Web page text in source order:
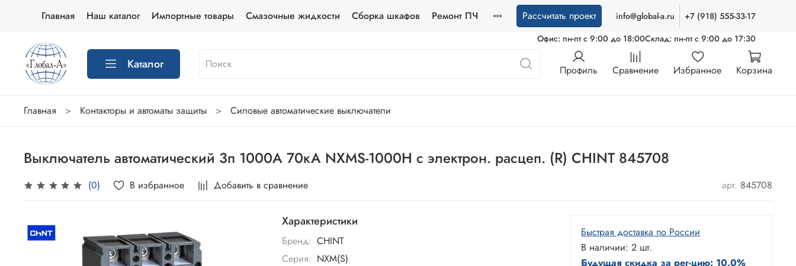
Главная Наш каталог Импортные товары Смазочные жидкости Сборка шкафов Ремонт ПЧ Рассчитать проект info@global-a.ru
+7 (918) 555-33-17
Офис: пн-пт с 9:00 до 18:00Склад: пн-пт с 9:00 до 17:30
Каталог Профиль Сравнение Избранное Корзина
Главная Контакторы и автоматы защиты Силовые автоматические выключатели
Выключатель автоматический 3п 1000А 70кА NXMS-1000H с электрон. расцеп. (R) CHINT 845708
(0) В избранное Добавить в сравнение арт. 845708
Характеристики
Бренд: CHINT
Серия: NXM(S)
Быстрая доставка по России
В наличии: 2 шт.
Будущая скидка за рег-цию: 10.0%